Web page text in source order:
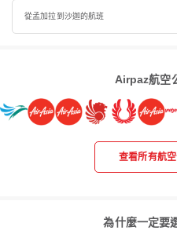
從孟加拉到沙迦的航班
Airpaz航空
查看所有航
為什麼一定要